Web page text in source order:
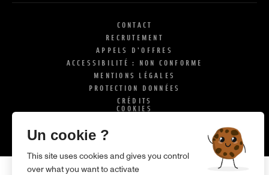
CONTACT
RECRUTEMENT
APPELS D'OFFRES
ACCESSIBILITÉ : NON CONFORME
MENTIONS LÉGALES
PROTECTION DONNÉES
CRÉDITS
COOKIES
Un cookie ?
This site uses cookies and gives you control
over what you want to activate